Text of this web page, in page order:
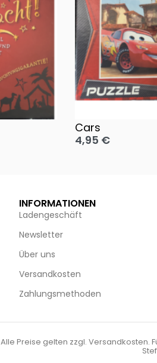
Cars
4,95 €
INFORMATIONEN
Ladengeschäft
Newsletter
Über uns
Versandkosten
Zahlungsmethoden
Alle Preise gelten zzgl. Versandkosten.